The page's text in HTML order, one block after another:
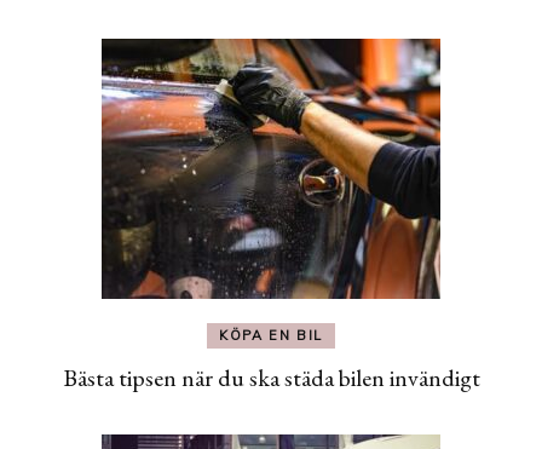
KÖPA EN BIL
Bästa tipsen när du ska städa bilen invändigt